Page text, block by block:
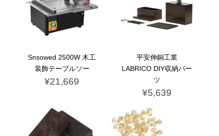
Snsowed 2500W 木工
装飾テーブルソー
¥21,669
平安伸銅工業
LABRICO DIY収納パー
ツ
¥5,639